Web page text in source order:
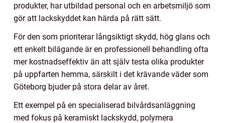
produkter, har utbildad personal och en arbetsmiljö som
gör att lackskyddet kan härda på rätt sätt.
För den som prioriterar långsiktigt skydd, hög glans och
ett enkelt bilägande är en professionell behandling ofta
mer kostnadseffektiv än att själv testa olika produkter
på uppfarten hemma, särskilt i det krävande väder som
Göteborg bjuder på stora delar av året.
Ett exempel på en specialiserad bilvårdsanläggning
med fokus på keramiskt lackskydd, polymera